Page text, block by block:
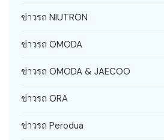
ข่าวรถ NIUTRON
ข่าวรถ OMODA
ข่าวรถ OMODA & JAECOO
ข่าวรถ ORA
ข่าวรถ Perodua